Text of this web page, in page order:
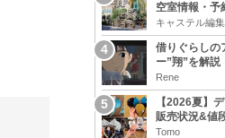
空室情報・予
キャステル編
借りぐらしの
ー”翔”を解
は誰？
Rene
【2026夏】
販売状況&値
をチェック
Tomo